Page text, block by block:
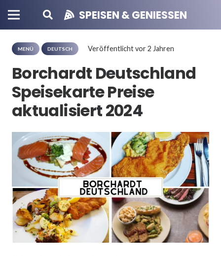
SPEISEN & GENIESSEN
MENÜ DEUTSCH Veröffentlichtvor 2 Jahren
Borchardt Deutschland
Speisekarte Preise
aktualisiert 2024